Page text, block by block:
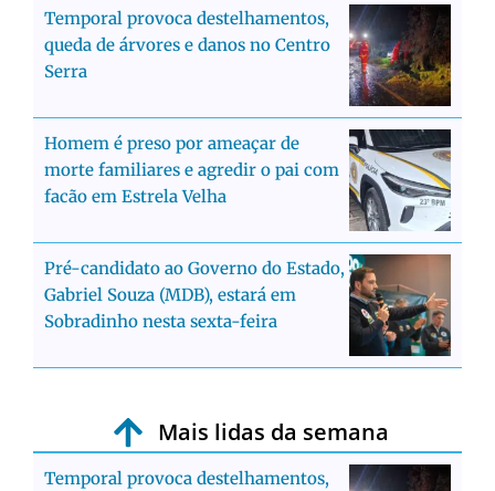
Temporal provoca destelhamentos,
queda de árvores e danos no Centro
Serra
Homem é preso por ameaçar de
morte familiares e agredir o pai com
facão em Estrela Velha
Pré-candidato ao Governo do Estado,
Gabriel Souza (MDB), estará em
Sobradinho nesta sexta-feira
Mais lidas da semana
Temporal provoca destelhamentos,